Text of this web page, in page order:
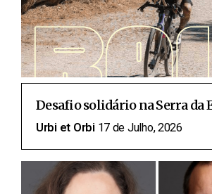
Desafio solidário na Serra da
Urbi et Orbi 17 de Julho, 2026